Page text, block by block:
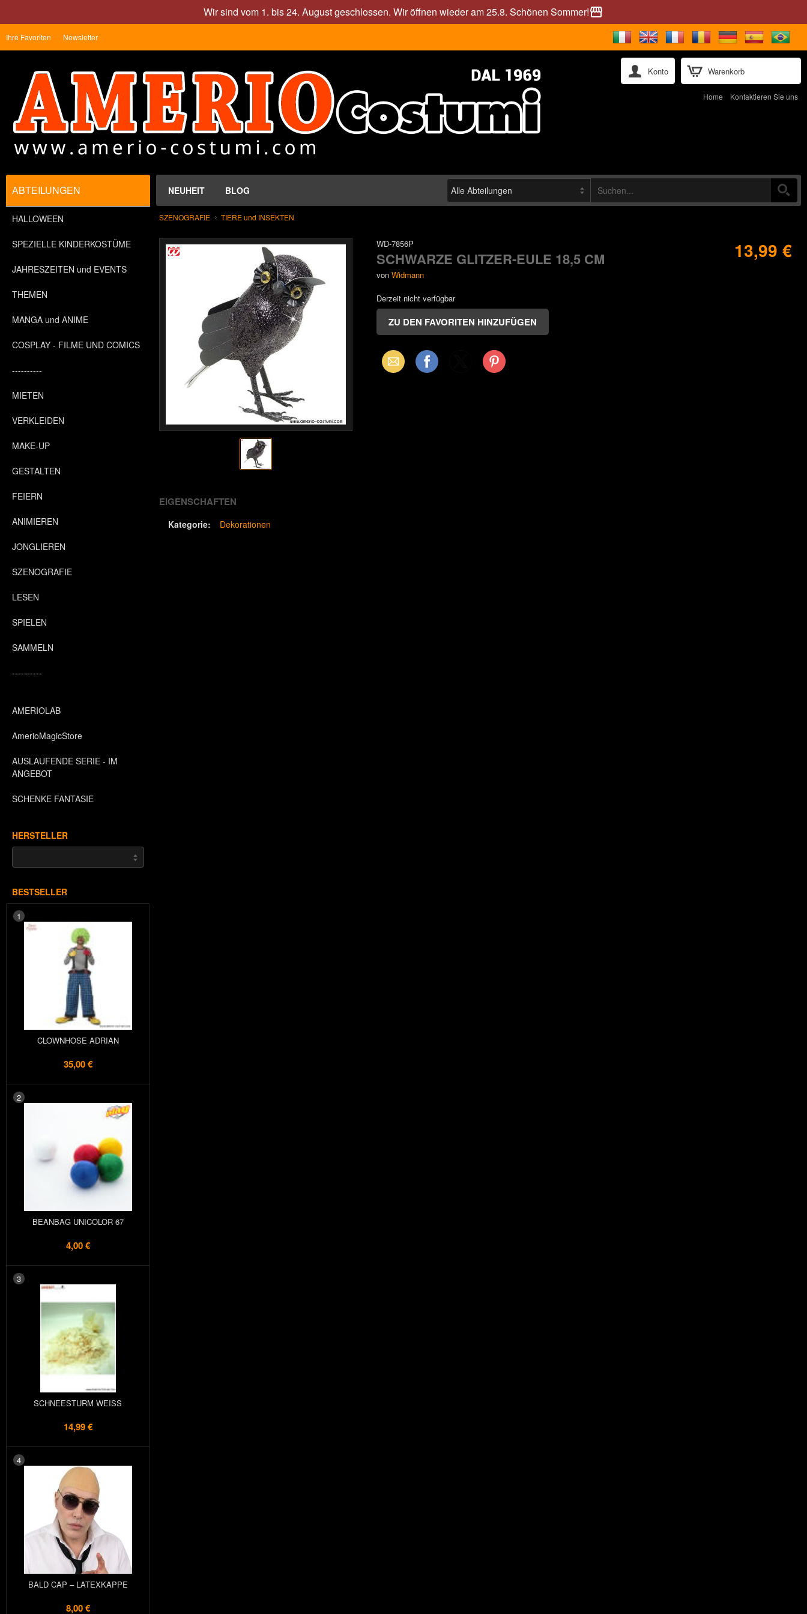
Wir sind vom 1. bis 24. August geschlossen. Wir öffnen wieder am 25.8. Schönen Sommer!storefront
Warenkorb
Ihre Favoriten Newsletter
Konto
Home Kontaktieren Sie uns
NEUHEIT BLOG
ABTEILUNGEN
HALLOWEEN
SPEZIELLE KINDERKOSTÜME
JAHRESZEITEN und EVENTS
THEMEN
MANGA und ANIME
COSPLAY - FILME UND COMICS
----------
MIETEN
VERKLEIDEN
MAKE-UP
GESTALTEN
FEIERN
ANIMIEREN
JONGLIEREN
SZENOGRAFIE
LESEN
SPIELEN
SAMMELN
----------
AMERIOLAB
AmerioMagicStore
AUSLAUFENDE SERIE - IM
ANGEBOT
SCHENKE FANTASIE
HERSTELLER
BESTSELLER
1
CLOWNHOSE ADRIAN
35,00 €
2
BEANBAG UNICOLOR 67
4,00 €
3
SCHNEESTURM WEISS
14,99 €
4
BALD CAP – LATEXKAPPE
8,00 €
SZENOGRAFIE TIERE und INSEKTEN
WD-7856P
SCHWARZE GLITZER-EULE 18,5 CM
von Widmann
13,99 €
Derzeit nicht verfügbar
Email Facebook Pinterest
EIGENSCHAFTEN
Kategorie: Dekorationen